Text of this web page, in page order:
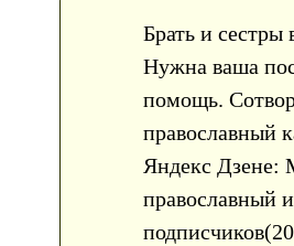
Брать и сестры
Нужна ваша
помощь.
православный
Яндекс Дзене:
православный